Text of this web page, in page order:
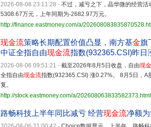
2026-08-08 23:11:28 - 不过，减亏之下，晶华微的经营活
5308.67万元，上年同期为-2682.97万元。
http://finance.eastmoney.com/a/
现金流策略长期配置价值凸显，南方基金旗
中证全指自由现金流指数(932365.CSI)昨日
2026-08-06 09:51:21 - 截至2026年8月5日收盘，自由现
全指自由现金流指数(932365.CSI) 涨0.27%。 8月5日，A
复。
http://stock.eastmoney.com/a/202608063833582373.html
路畅科技上半年同比减亏 经营现金流净额